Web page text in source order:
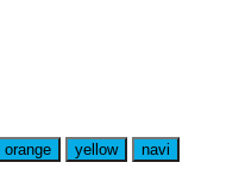
orange yellow
navi